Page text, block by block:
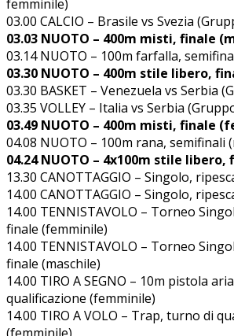
femminile)
03.00 CALCIO – Brasile vs Svezia
03.03 NUOTO – 400m misti, finale
03.14 NUOTO – 100m farfalla,
03.30 NUOTO – 400m stile libero,
03.30 BASKET – Venezuela vs Serbia
03.35 VOLLEY – Italia vs Serbia
03.49 NUOTO – 400m misti, finale
04.08 NUOTO – 100m rana, semifinali
04.24 NUOTO – 4x100m stile
13.30 CANOTTAGGIO – Singolo,
14.00 CANOTTAGGIO – Singolo,
14.00 TENNISTAVOLO – Torneo
finale (femminile)
14.00 TENNISTAVOLO – Torneo
finale (maschile)
14.00 TIRO A SEGNO – 10m pistola
qualificazione (femminile)
14.00 TIRO A VOLO – Trap, turno di